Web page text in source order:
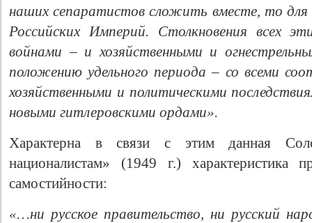
наших сепаратистов сложить вместе, то для
Российских Империй. Столкновения всех
войнами – и хозяйственными и
положению удельного периода – со всеми
хозяйственными и политическими
новыми гитлеровскими ордами».
Характерна в связи с этим данная
националистам» (1949 г.) характеристика
самостийности:
«…ни русское правительство, ни русский